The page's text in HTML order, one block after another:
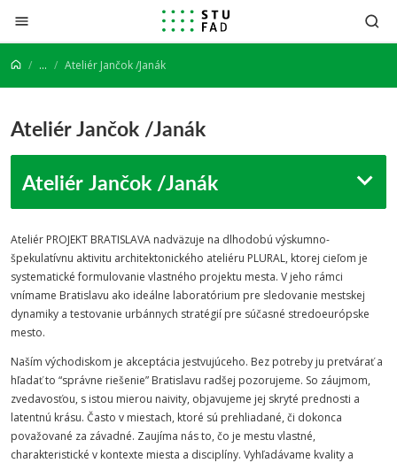
Prejsť na obsah
... Ateliér Jančok /Janák
Ateliér Jančok /Janák
Ateliér Jančok /Janák
Ateliér PROJEKT BRATISLAVA nadväzuje na dlhodobú výskumno-
špekulatívnu aktivitu architektonického ateliéru PLURAL, ktorej cieľom je
systematické formulovanie vlastného projektu mesta. V jeho rámci
vnímame Bratislavu ako ideálne laboratórium pre sledovanie mestskej
dynamiky a testovanie urbánnych stratégií pre súčasné stredoeurópske
mesto.
Naším východiskom je akceptácia jestvujúceho. Bez potreby ju pretvárať a
hľadať to “správne riešenie” Bratislavu radšej pozorujeme. So záujmom,
zvedavosťou, s istou mierou naivity, objavujeme jej skryté prednosti a
latentnú krásu. Často v miestach, ktoré sú prehliadané, či dokonca
považované za závadné. Zaujíma nás to, čo je mestu vlastné,
charakteristické v kontexte miesta a disciplíny. Vyhľadávame kvality a